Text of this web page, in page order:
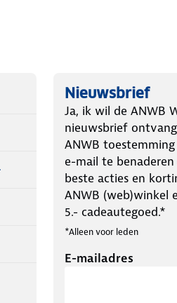
Nieuwsbrief
Ja, ik wil de ANWB
nieuwsbrief
ANWB
e-mail te
beste acties en
ANWB (web)winkel
5.- cadeautegoed.*
*Alleen voor leden
E-mailadres